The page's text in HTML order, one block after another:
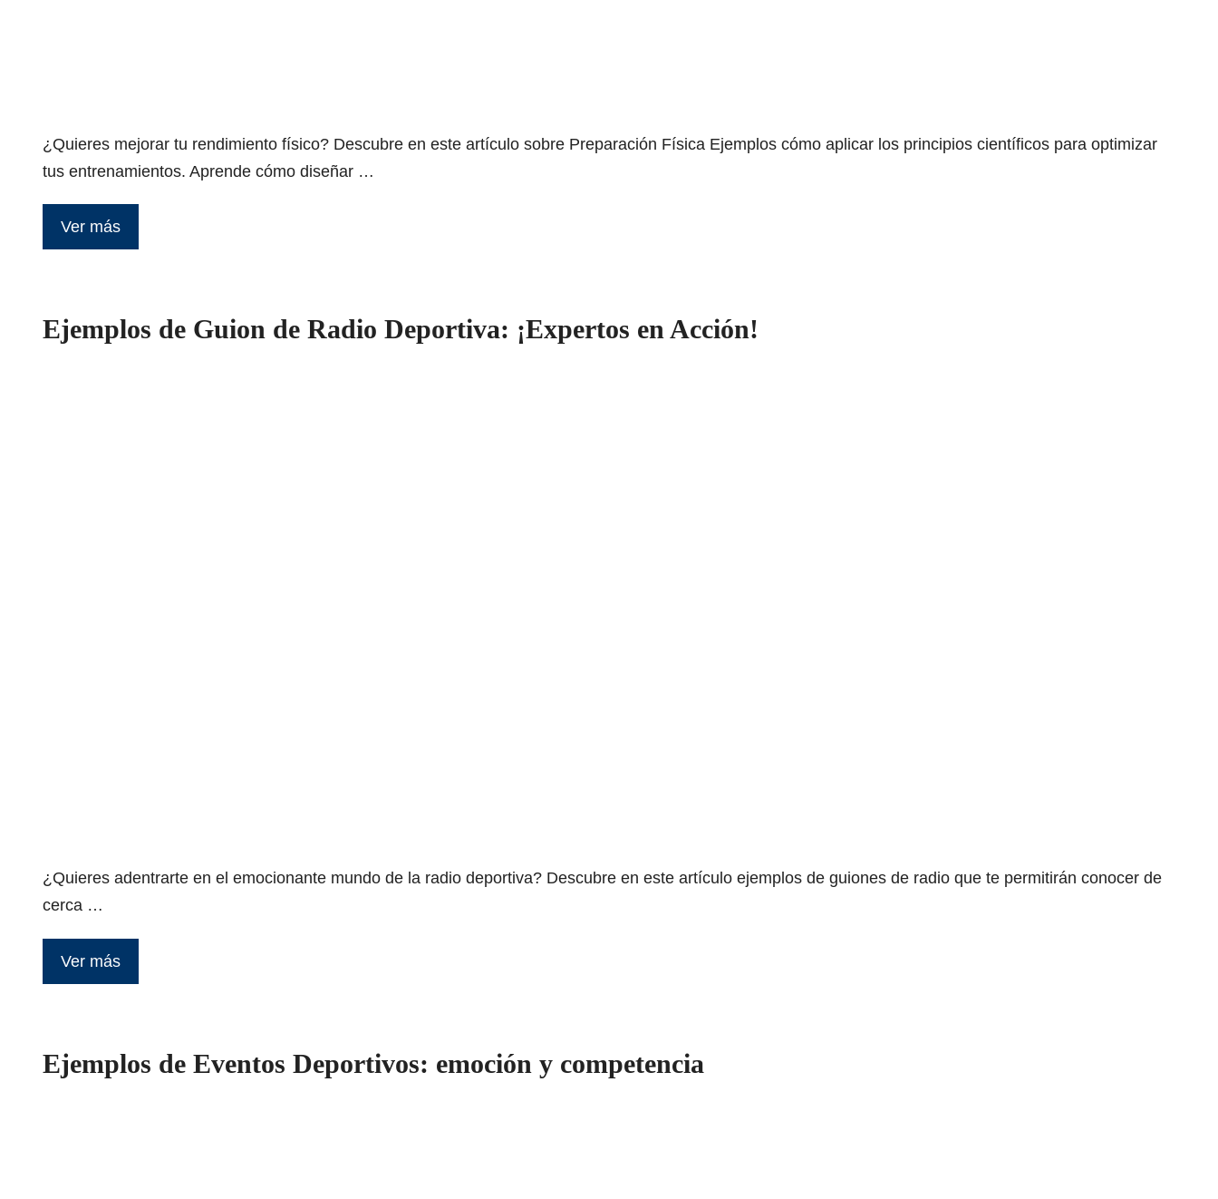
¿Quieres mejorar tu rendimiento físico? Descubre en este artículo sobre Preparación Física Ejemplos cómo aplicar los principios científicos para optimizar
tus entrenamientos. Aprende cómo diseñar …
Ver más
Ejemplos de Guion de Radio Deportiva: ¡Expertos en Acción!
¿Quieres adentrarte en el emocionante mundo de la radio deportiva? Descubre en este artículo ejemplos de guiones de radio que te permitirán conocer de
cerca …
Ver más
Ejemplos de Eventos Deportivos: emoción y competencia